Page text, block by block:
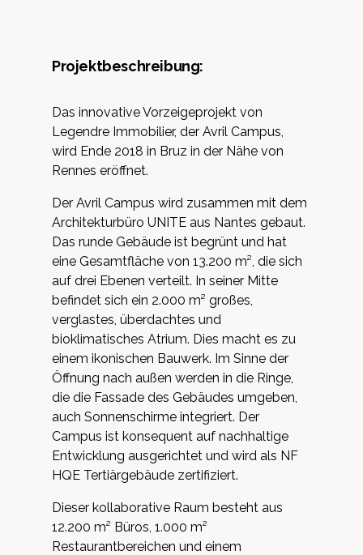
Projektbeschreibung:
Das innovative Vorzeigeprojekt von
Legendre Immobilier, der Avril Campus,
wird Ende 2018 in Bruz in der Nähe von
Rennes eröffnet.
Der Avril Campus wird zusammen mit dem
Architekturbüro UNITE aus Nantes gebaut.
Das runde Gebäude ist begrünt und hat
eine Gesamtfläche von 13.200 m², die sich
auf drei Ebenen verteilt. In seiner Mitte
befindet sich ein 2.000 m² großes,
verglastes, überdachtes und
bioklimatisches Atrium. Dies macht es zu
einem ikonischen Bauwerk. Im Sinne der
Öffnung nach außen werden in die Ringe,
die die Fassade des Gebäudes umgeben,
auch Sonnenschirme integriert. Der
Campus ist konsequent auf nachhaltige
Entwicklung ausgerichtet und wird als NF
HQE Tertiärgebäude zertifiziert.
Dieser kollaborative Raum besteht aus
12.200 m² Büros, 1.000 m²
Restaurantbereichen und einem